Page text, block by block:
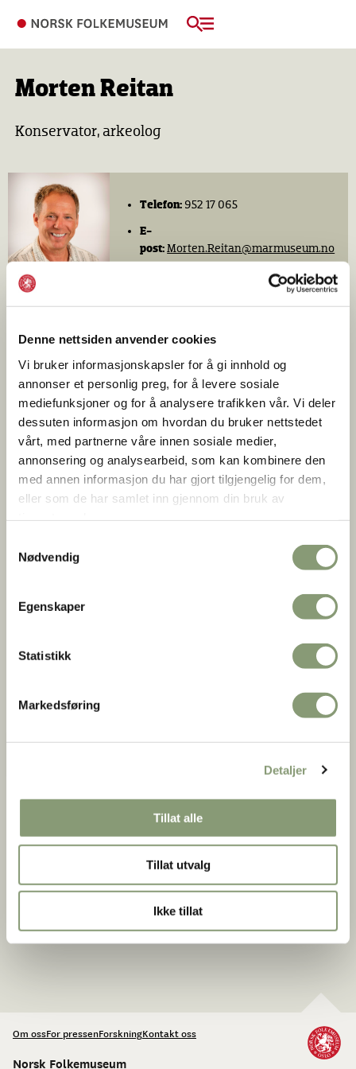
Denne nettsiden anvender cookies
Vi bruker informasjonskapsler for å gi innhold og
annonser et personlig preg, for å levere sosiale
mediefunksjoner og for å analysere trafikken vår. Vi deler
dessuten informasjon om hvordan du bruker nettstedet
vårt, med partnerne våre innen sosiale medier,
annonsering og analysearbeid, som kan kombinere den
med annen informasjon du har gjort tilgjengelig for dem,
eller som de har samlet inn gjennom din bruk av
Nødvendig
Egenskaper
Statistikk
Markedsføring
Detaljer
Tillat alle
Tillat utvalg
Ikke tillat
Morten Reitan
Konservator, arkeolog
Telefon: 952 17 065
E-
post: Morten.Reitan@marmuseum.no
Cand mag,Universitetet i Oslo, 1997
Grunnfag,Etnologi, Universitetet i Oslo, 1997
Mellomfag, Arkeologi, NTNU, 1996
Grunnfag,Historie, NTNU, 1992
Faglige kompetanseområder
Forvaltning av kulturminner under vann
Ansvarsområde
Fylkesansvarlig for Innlandet fylke samt delansvar for
Vestfold og Telemark fylke.​
Om ossFor pressenForskningKontakt oss
Norsk Folkemuseum